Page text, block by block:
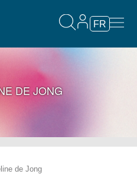
FR
DE JONG
de Jong